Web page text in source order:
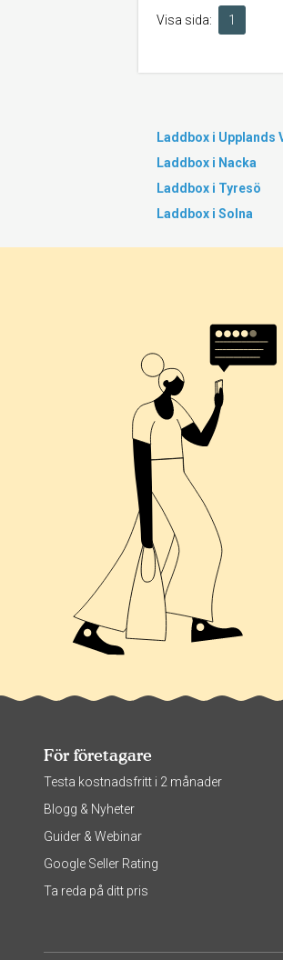
Visa sida: 1
Laddbox i Upplands
Laddbox i Nacka
Laddbox i Tyresö
Laddbox i Solna
För företagare
Testa kostnadsfritt i 2 månader
Blogg & Nyheter
Guider & Webinar
Google Seller Rating
Ta reda på ditt pris